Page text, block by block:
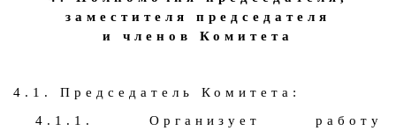
заместителя председателя
и членов Комитета
4.1. Председатель Комитета:
4.1.1. Организует работу